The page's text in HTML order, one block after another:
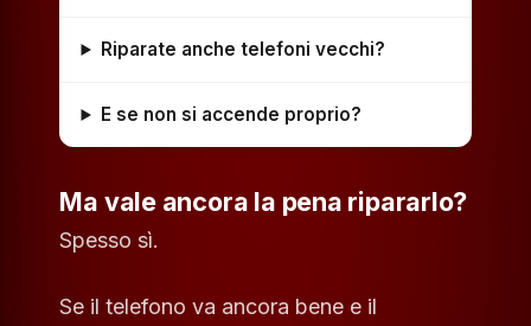
Riparate anche telefoni vecchi?
E se non si accende proprio?
Ma vale ancora la pena ripararlo?
Spesso sì.
Se il telefono va ancora bene e il